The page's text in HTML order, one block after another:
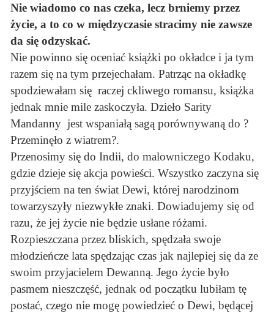
Nie wiadomo co nas czeka, lecz brniemy przez
życie, a to co w międzyczasie stracimy nie zawsze
da się odzyskać.
Nie powinno się oceniać książki po okładce i ja tym
razem się na tym przejechałam. Patrząc na okładkę
spodziewałam się raczej ckliwego romansu, książka
jednak mnie mile zaskoczyła. Dzieło Sarity
Mandanny jest wspaniałą sagą porównywaną do ?
Przeminęło z wiatrem?.
Przenosimy się do Indii, do malowniczego Kodaku,
gdzie dzieje się akcja powieści. Wszystko zaczyna się
przyjściem na ten świat Dewi, której narodzinom
towarzyszyły niezwykłe znaki. Dowiadujemy się od
razu, że jej życie nie będzie usłane różami.
Rozpieszczana przez bliskich, spędzała swoje
młodzieńcze lata spędzając czas jak najlepiej się da ze
swoim przyjacielem Dewanną. Jego życie było
pasmem nieszczęść, jednak od początku lubiłam tę
postać, czego nie mogę powiedzieć o Dewi, będącej